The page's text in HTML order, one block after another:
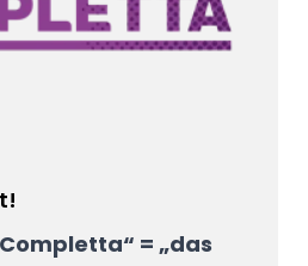
= „das